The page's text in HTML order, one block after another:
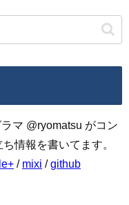
マ @ryomatsu がコン
情報を書いてます。
/ mixi /github